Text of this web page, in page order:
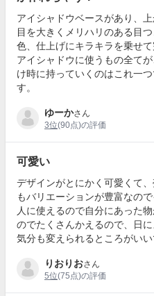
アイシャドウベースがあり、
目を大きくメリハリのある目
色、仕上げにキラキラを乗せて
アイシャドウに使うもの全て
け時に持っていくのはこれ一
す。
ゆーかさん
3位(90点)の評価
可愛い
デザインがとにかく可愛くて
もバリエーションが豊富なの
人に使えるので自分にあった
のでたくさんかえるので、日
気分も変えられるところがいい
りおりおさん
5位(75点)の評価